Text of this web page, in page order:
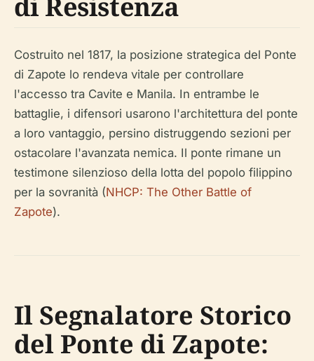
Costruito nel 1817, la posizione strategica del Ponte
di Zapote lo rendeva vitale per controllare
l'accesso tra Cavite e Manila. In entrambe le
battaglie, i difensori usarono l'architettura del ponte
a loro vantaggio, persino distruggendo sezioni per
ostacolare l'avanzata nemica. Il ponte rimane un
testimone silenzioso della lotta del popolo filippino
per la sovranità (NHCP: The Other Battle of
Zapote).
Il Segnalatore Storico
del Ponte di Zapote: